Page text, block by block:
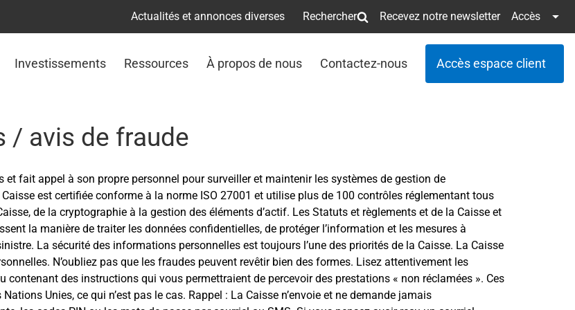
Actualités et annonces diverses Rechercher Recevez notre newsletter Accès
Investissements Ressources À propos de nous Contactez-nous Accès espace client
/ avis de fraude
fait appel à son propre personnel pour surveiller et maintenir les systèmes de gestion de
est certifiée conforme à la norme ISO 27001 et utilise plus de 100 contrôles réglementant tous
de la cryptographie à la gestion des éléments d’actif. Les Statuts et règlements et de la Caisse et
la manière de traiter les données confidentielles, de protéger l’information et les mesures à
La sécurité des informations personnelles est toujours l’une des priorités de la Caisse. La Caisse
N’oubliez pas que les fraudes peuvent revêtir bien des formes. Lisez attentivement les
des instructions qui vous permettraient de percevoir des prestations « non réclamées ». Ces
Unies, ce qui n’est pas le cas. Rappel : La Caisse n’envoie et ne demande jamais